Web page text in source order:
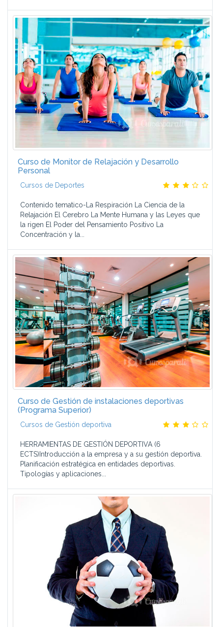
Curso de Monitor de Relajación y Desarrollo
Personal
Cursos de Deportes
Contenido tematico-La Respiración La Ciencia de la
Relajación El Cerebro La Mente Humana y las Leyes que
la rigen El Poder del Pensamiento Positivo La
Concentración y la...
Curso de Gestión de instalaciones deportivas
(Programa Superior)
Cursos de Gestión deportiva
HERRAMIENTAS DE GESTIÓN DEPORTIVA (6
ECTS)Introducción a la empresa y a su gestión deportiva.
Planificación estratégica en entidades deportivas.
Tipologías y aplicaciones...